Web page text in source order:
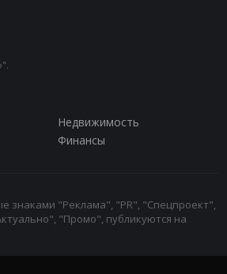
Недвижимость
Финансы
знаками "Реклама", "PR", "Спецпроект",
"Промо", публикуются на